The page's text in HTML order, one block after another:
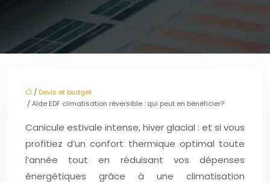
/Devis et budget
/ Aide EDF climatisation réversible : qui peut en bénéficier?
Canicule estivale intense, hiver glacial : et si vous
profitiez d’un confort thermique optimal toute
l’année tout en réduisant vos dépenses
énergétiques grâce à une climatisation